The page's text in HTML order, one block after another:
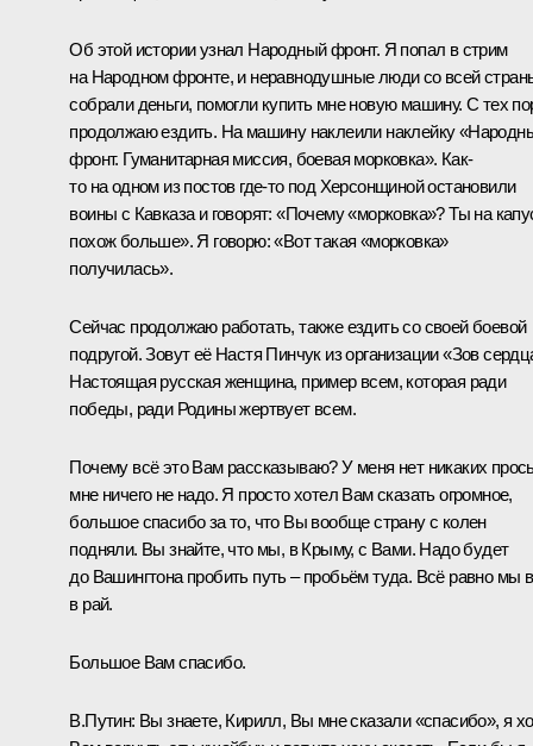
Об этой истории узнал Народный фронт. Я попал в стрим
на Народном фронте, и неравнодушные люди со всей
собрали деньги, помогли купить мне новую машину. С тех
продолжаю ездить. На машину наклеили наклейку
фронт. Гуманитарная миссия, боевая морковка». Как-
то на одном из постов где-то под Херсонщиной остановили
воины с Кавказа и говорят: «Почему «морковка»? Ты на
похож больше». Я говорю: «Вот такая «морковка»
получилась».
Сейчас продолжаю работать, также ездить со своей боевой
подругой. Зовут её Настя Пинчук из организации «Зов
Настоящая русская женщина, пример всем, которая ради
победы, ради Родины жертвует всем.
Почему всё это Вам рассказываю? У меня нет никаких
мне ничего не надо. Я просто хотел Вам сказать огромное,
большое спасибо за то, что Вы вообще страну с колен
подняли. Вы знайте, что мы, в Крыму, с Вами. Надо будет
до Вашингтона пробить путь – пробьём туда. Всё равно мы
в рай.
Большое Вам спасибо.
В.Путин: Вы знаете, Кирилл, Вы мне сказали «спасибо», я